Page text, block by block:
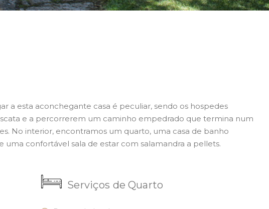
a esta aconchegante casa é peculiar, sendo os hospedes
e a percorrerem um caminho empedrado que termina num
No interior, encontramos um quarto, uma casa de banho
confortável sala de estar com salamandra a pellets.
Serviços de Quarto